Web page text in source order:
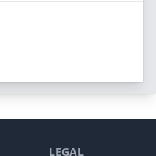
LEGAL